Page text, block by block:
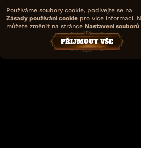
Používáme soubory cookie, podívejte se na
Zásady používání cookie pro více informací.
můžete změnit na stránce Nastavení
PŘIJMOUT VŠE